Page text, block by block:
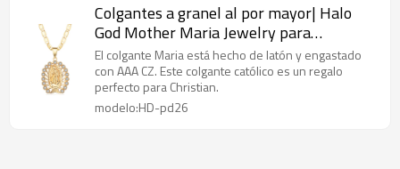
Colgantes a granel al por mayor| Halo
God Mother Maria Jewelry para
colgantes religiosos de fe cristiana |
Circón cúbico AAA chapado en oro de 18 k
El colgante Maria está hecho de latón y engastado
con AAA CZ. Este colgante católico es un regalo
perfecto para Christian.
modelo:HD-pd26